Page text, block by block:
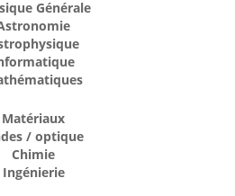
Générale
Matériaux
/ optique
Chimie
Ingénierie